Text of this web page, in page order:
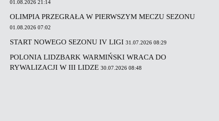
01.08.2026 21:14
OLIMPIA PRZEGRAŁA W PIERWSZYM MECZU SEZONU
01.08.2026 07:02
START NOWEGO SEZONU IV LIGI 31.07.2026 08:29
POLONIA LIDZBARK WARMIŃSKI WRACA DO
RYWALIZACJI W III LIDZE 30.07.2026 08:48